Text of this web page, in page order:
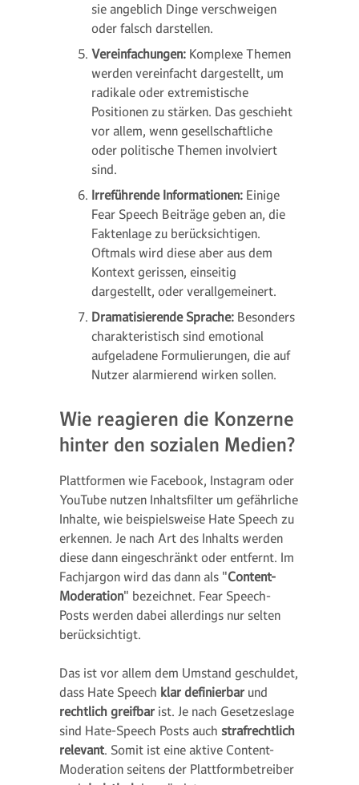
sie angeblich Dinge verschweigen
oder falsch darstellen.
Vereinfachungen: Komplexe Themen
werden vereinfacht dargestellt, um
radikale oder extremistische
Positionen zu stärken. Das geschieht
vor allem, wenn gesellschaftliche
oder politische Themen involviert
sind.
Irreführende Informationen: Einige
Fear Speech Beiträge geben an, die
Faktenlage zu berücksichtigen.
Oftmals wird diese aber aus dem
Kontext gerissen, einseitig
dargestellt, oder verallgemeinert.
Dramatisierende Sprache: Besonders
charakteristisch sind emotional
aufgeladene Formulierungen, die auf
Nutzer alarmierend wirken sollen.
Wie reagieren die Konzerne
hinter den sozialen Medien?
Plattformen wie Facebook, Instagram oder
YouTube nutzen Inhaltsfilter um gefährliche
Inhalte, wie beispielsweise Hate Speech zu
erkennen. Je nach Art des Inhalts werden
diese dann eingeschränkt oder entfernt. Im
Fachjargon wird das dann als "Content-
Moderation" bezeichnet. Fear Speech-
Posts werden dabei allerdings nur selten
berücksichtigt.
Das ist vor allem dem Umstand geschuldet,
dass Hate Speech klar definierbar und
rechtlich greifbar ist. Je nach Gesetzeslage
sind Hate-Speech Posts auch strafrechtlich
relevant. Somit ist eine aktive Content-
Moderation seitens der Plattformbetreiber